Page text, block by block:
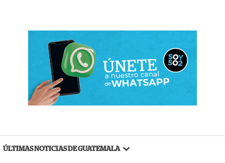
ÚLTIMAS NOTICIAS DE GUATEMALA